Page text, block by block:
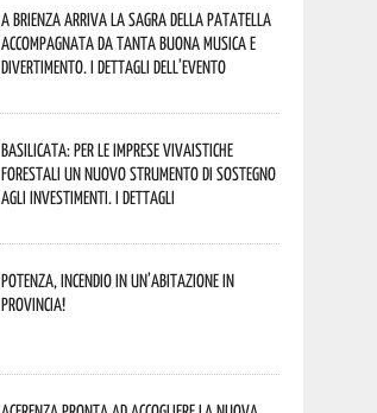
A Brienza arriva la Sagra della Patatella
accompagnata da tanta buona musica e
divertimento. I dettagli dell’evento
Basilicata: per le imprese vivaistiche
forestali un nuovo strumento di sostegno
agli investimenti. I dettagli
Potenza, incendio in un’abitazione in
provincia!